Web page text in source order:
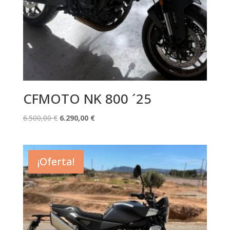
CFMOTO NK 800 ´25
6.500,00€ El
era:
6.500,00 €.
6.290,00 €El
6.290,00 €.
¡Oferta!